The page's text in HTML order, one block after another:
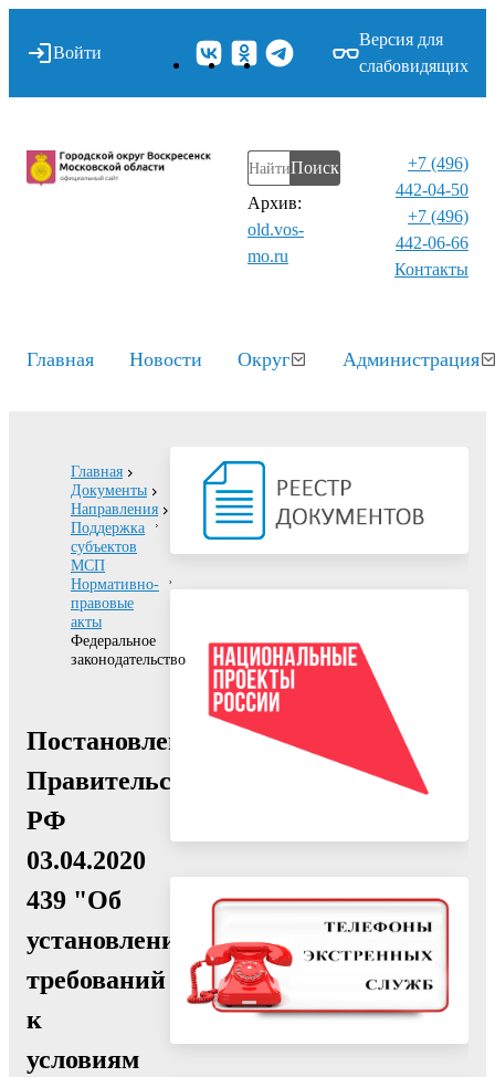
Войти
Версия для
слабовидящих
Поиск
Архив:
old.vos-
mo.ru
+7 (496)
442-04-50
+7 (496)
442-06-66
Контакты⁠
Главная Новости Округ Администрация
Главная
Документы
Направления
Поддержка
субъектов
МСП
Нормативно-
правовые
акты
Федеральное
законодательство
Постановление
Правительства
РФ
03.04.2020
439 "Об
установлении
требований
к
условиям